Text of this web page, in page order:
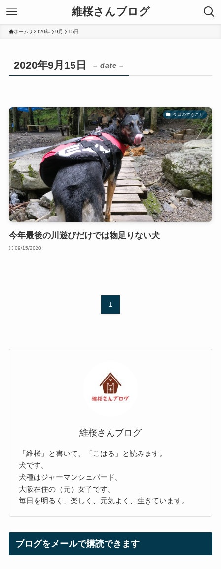
維桜さんブログ
ホーム 2020年 9月 15日
2020年9月15日 – date –
今日のできごと
今年最後の川遊びだけでは物足りない犬
09/15/2020
1
維桜さんブログ
「維桜」と書いて、「こはる」と読みます。
犬です。
犬種はジャーマンシェパード。
大阪在住の（元）女子です。
毎日を明るく、楽しく、元気よく、生きています。
ブログをメールで購読できます